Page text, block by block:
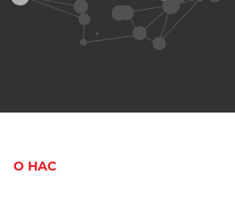
О НАС